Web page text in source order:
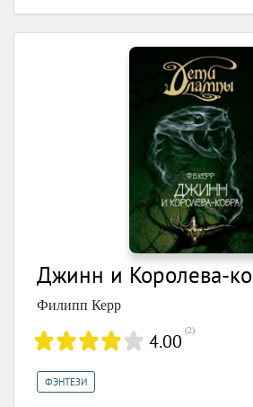
Джинн и Королева-
Филипп Керр
4.00 (2)
ФЭНТЕЗИ